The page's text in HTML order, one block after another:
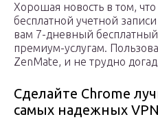
Хорошая новость в том,
бесплатной учетной
вам 7-дневный
премиум-услугам.
ZenMate, и не трудно
Сделайте Chrome
самых надежных